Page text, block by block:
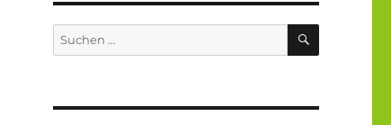
Suche
nach:
SUCHEN